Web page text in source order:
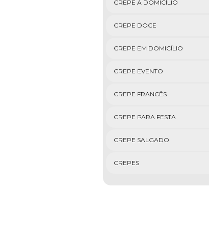
CREPE A DOMICÍLIO
CREPE DOCE
CREPE EM DOMICÍLIO
CREPE EVENTO
CREPE FRANCÊS
CREPE PARA FESTA
CREPE SALGADO
CREPES